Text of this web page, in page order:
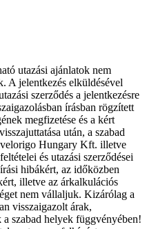
utazási ajánlatok nem
A jelentkezés elküldésével
szerződés a jelentkezésre
írásban rögzített
megfizetése és a kért
után, a szabad
Hungary Kft. illetve
és utazási szerződései
hibákért, az időközben
illetve az árkalkulációs
nem vállaljuk. Kizárólag a
visszaigazolt árak,
szabad helyek függvényében!